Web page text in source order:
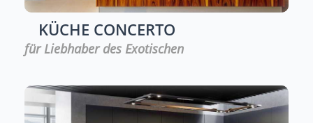
KÜCHE CONCERTO
für Liebhaber des Exotischen